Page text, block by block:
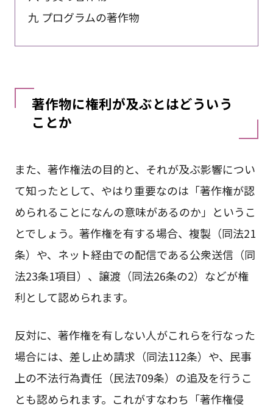
九 プログラムの著作物
著作物に権利が及ぶとはどういう
ことか
また、著作権法の目的と、それが及ぶ影響につい
て知ったとして、やはり重要なのは「著作権が認
められることになんの意味があるのか」というこ
とでしょう。著作権を有する場合、複製（同法21
条）や、ネット経由での配信である公衆送信（同
法23条1項目）、譲渡（同法26条の2）などが権
利として認められます。
反対に、著作権を有しない人がこれらを行なった
場合には、差し止め請求（同法112条）や、民事
上の不法行為責任（民法709条）の追及を行うこ
とも認められます。これがすなわち「著作権侵